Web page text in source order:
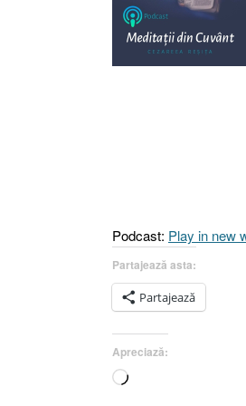
Podcast: Play in new
Partajează asta:
Partajează
Apreciază:
Încarc...